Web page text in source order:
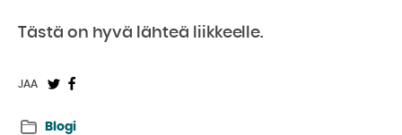
Tästä on hyvä lähteä liikkeelle.
JAA
JaaJaa
Blogi